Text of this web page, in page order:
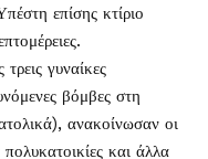
επίσης κτίριο
γυναίκες
βόμβες στη
ανακοίνωσαν οι
και άλλα